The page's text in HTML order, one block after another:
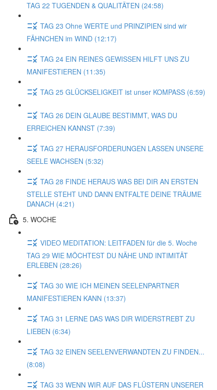
TAG 22 TUGENDEN & QUALITÄTEN (24:58)
TAG 23 Ohne WERTE und PRINZIPIEN sind wir
FÄHNCHEN im WIND (12:17)
TAG 24 EIN REINES GEWISSEN HILFT UNS ZU
MANIFESTIEREN (11:35)
TAG 25 GLÜCKSELIGKEIT ist unser KOMPASS (6:59)
TAG 26 DEIN GLAUBE BESTIMMT, WAS DU
ERREICHEN KANNST (7:39)
TAG 27 HERAUSFORDERUNGEN LASSEN UNSERE
SEELE WACHSEN (5:32)
TAG 28 FINDE HERAUS WAS BEI DIR AN ERSTEN
STELLE STEHT UND DANN ENTFALTE DEINE TRÄUME
DANACH (4:21)
5. WOCHE
VIDEO MEDITATION: LEITFADEN für die 5. Woche
TAG 29 WIE MÖCHTEST DU NÄHE UND INTIMITÄT
ERLEBEN (28:26)
TAG 30 WIE ICH MEINEN SEELENPARTNER
MANIFESTIEREN KANN (13:37)
TAG 31 LERNE DAS WAS DIR WIDERSTREBT ZU
LIEBEN (6:34)
TAG 32 EINEN SEELENVERWANDTEN ZU FINDEN...
(8:08)
TAG 33 WENN WIR AUF DAS FLÜSTERN UNSERER